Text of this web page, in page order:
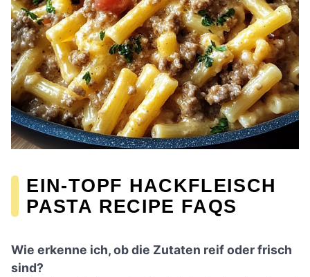
EIN-TOPF HACKFLEISCH
PASTA RECIPE FAQS
Wie erkenne ich, ob die Zutaten reif oder frisch
sind?